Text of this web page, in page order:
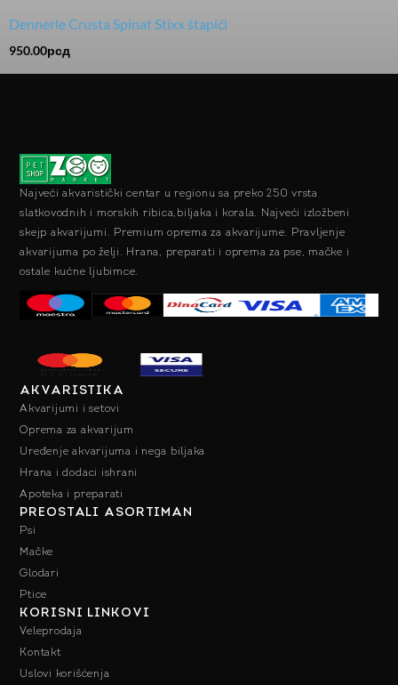
Dennerle Crusta Spinat Stixx štapići
950.00рсд
Najveći akvaristički centar u regionu sa preko 250 vrsta
slatkovodnih i morskih ribica,biljaka i korala. Najveći izložbeni
skejp akvarijumi. Premium oprema za akvarijume. Pravljenje
akvarijuma po želji. Hrana, preparati i oprema za pse, mačke i
ostale kućne ljubimce.
AKVARISTIKA
Akvarijumi i setovi
Oprema za akvarijum
Uređenje akvarijuma i nega biljaka
Hrana i dodaci ishrani
Apoteka i preparati
PREOSTALI ASORTIMAN
Psi
Mačke
Glodari
Ptice
KORISNI LINKOVI
Veleprodaja
Kontakt
Uslovi korišćenja